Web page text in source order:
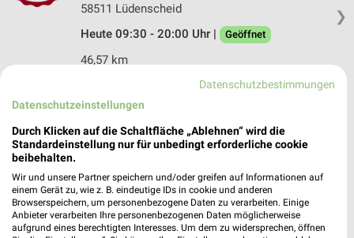
❯
58511 Lüdenscheid
Heute 09:30 - 20:00 Uhr |
Geöffnet
46,57 km
C&A Wetzlar
Bahnhofstrasse 19
35576 Wetzlar
48,67 km
Datenschutzbestimmungen
Datenschutzeinstellungen
Durch Klicken auf die Schaltfläche „Ablehnen“ wird die
Standardeinstellung nur für unbedingt erforderliche cookie
beibehalten.
Wir und unsere Partner speichern und/oder greifen auf Informationen auf
einem Gerät zu, wie z. B. eindeutige IDs in cookie und anderen
Browserspeichern, um personenbezogene Daten zu verarbeiten. Einige
Anbieter verarbeiten Ihre personenbezogenen Daten möglicherweise
aufgrund eines berechtigten Interesses. Um dem zu widersprechen, öffnen